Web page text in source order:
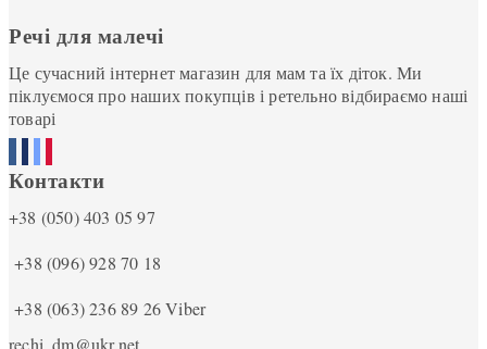
Речі для малечі
Це сучасний інтернет магазин для мам та їх діток. Ми
піклуємося про наших покупців і ретельно відбираємо наші
товарі
Контакти
+38 (050) 403 05 97
+38 (096) 928 70 18
+38 (063) 236 89 26Viber
rechi_dm@ukr.net